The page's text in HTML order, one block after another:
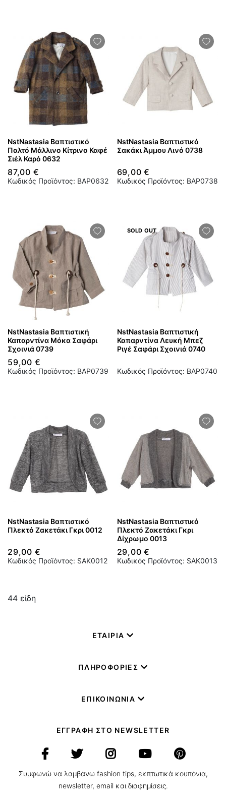
NstNastasia Βαπτιστικό
Παλτό Μάλλινο Κίτρινο Καφέ
Σιέλ Καρό 0632
87,00 €
Κωδικός Προϊόντος: BAP0632
NstNastasia Βαπτιστικό
Σακάκι Άμμου Λινό 0738
69,00 €
Κωδικός Προϊόντος: BAP0738
NstNastasia Βαπτιστική
Καπαρντίνα Μόκα Σαφάρι
Σχοινιά 0739
59,00 €
Κωδικός Προϊόντος: BAP0739
SOLD OUT
NstNastasia Βαπτιστική
Καπαρντίνα Λευκή Μπεζ
Ριγέ Σαφάρι Σχοινιά 0740
Κωδικός Προϊόντος: BAP0740
NstNastasia Βαπτιστικό
Πλεκτό Ζακετάκι Γκρι 0012
29,00 €
Κωδικός Προϊόντος: SAK0012
NstNastasia Βαπτιστικό
Πλεκτό Ζακετάκι Γκρι
Δίχρωμο 0013
29,00 €
Κωδικός Προϊόντος: SAK0013
44 είδη
ΕΤΑΙΡΙΑ
ΠΛΗΡΟΦΟΡΙΕΣ
ΕΠΙΚΟΙΝΩΝΙΑ
ΕΓΓΡΑΦΗ ΣΤΟ NEWSLETTER
Συμφωνώ να λαμβάνω fashion tips, εκπτωτικά κουπόνια,
newsletter, email και διαφημίσεις.